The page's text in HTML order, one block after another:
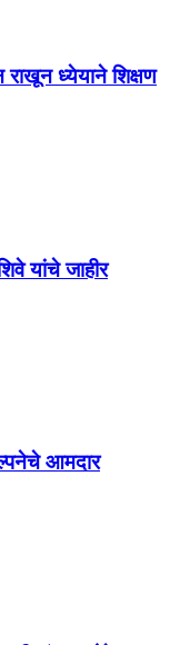
राखून ध्येयाने शिक्षण
यांचे जाहीर
आमदार